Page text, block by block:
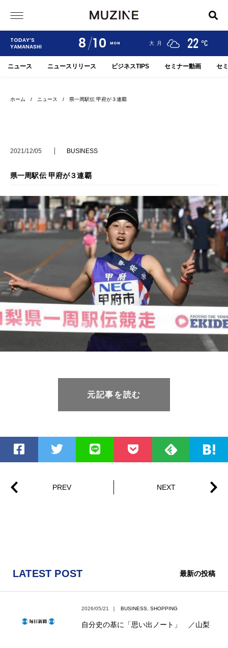
TODAY’S
YAMANASHI
8 10 MON
甲府 河口湖 大月 22 °C
ニュース ニュースリリース ビジネスTIPS セミナー動画 セ
ホーム / ニュース / 県一周駅伝 甲府が３連覇
2021/12/05 BUSINESS
県一周駅伝 甲府が３連覇
元記事を読む
LATEST POST 最新の投稿
2026/05/21 ｜ BUSINESS SHOPPING
自分史の基に「思い出ノート」 ／山梨